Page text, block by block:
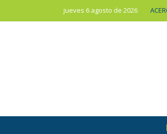
jueves 6 agosto de 2026